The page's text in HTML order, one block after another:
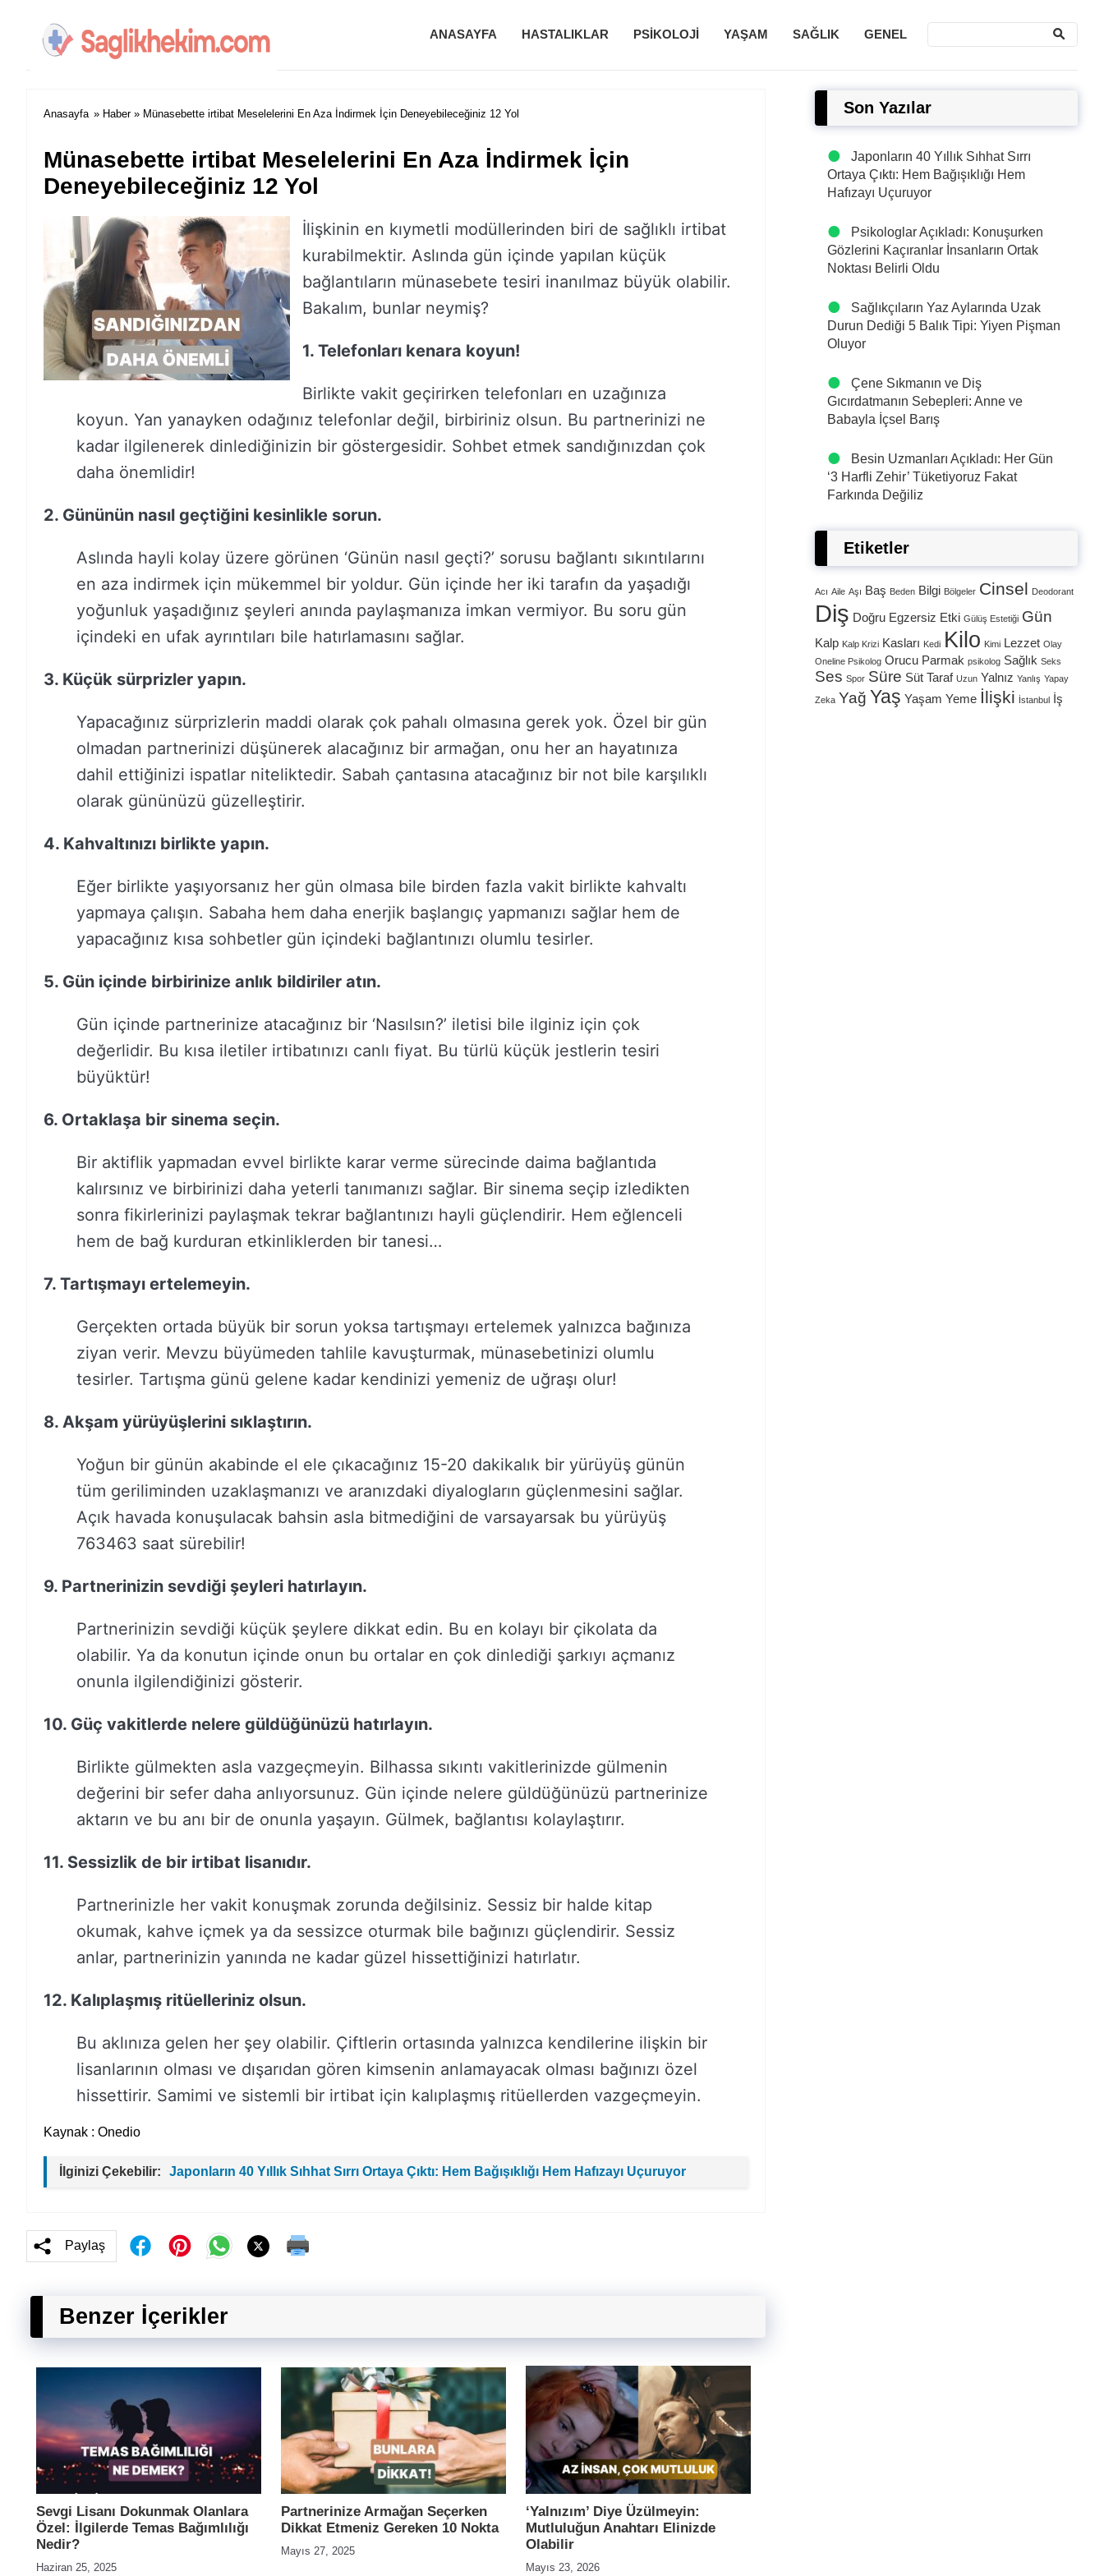
ANASAYFA HASTALIKLAR PSIKOLOJI YAŞAM SAĞLIK GENEL
Anasayfa » Haber» Münasebette irtibat Meselelerini En Aza İndirmek İçin Deneyebileceğiniz 12 Yol
Münasebette irtibat Meselelerini En Aza İndirmek İçin
Deneyebileceğiniz 12 Yol
İlişkinin en kıymetli modüllerinden biri de sağlıklı irtibat
kurabilmektir. Aslında gün içinde yapılan küçük
bağlantıların münasebete tesiri inanılmaz büyük olabilir.
Bakalım, bunlar neymiş?
1. Telefonları kenara koyun!
Birlikte vakit geçirirken telefonları en uzağınıza
koyun. Yan yanayken odağınız telefonlar değil, birbiriniz olsun. Bu partnerinizi ne
kadar ilgilenerek dinlediğinizin bir göstergesidir. Sohbet etmek sandığınızdan çok
daha önemlidir!
2. Gününün nasıl geçtiğini kesinlikle sorun.
Aslında hayli kolay üzere görünen ‘Günün nasıl geçti?’ sorusu bağlantı sıkıntılarını
en aza indirmek için mükemmel bir yoldur. Gün içinde her iki tarafın da yaşadığı
yoğunluk yaşadığınız şeyleri anında paylaşmanıza imkan vermiyor. Bu soru gün
içindeki en ufak ayrıntıları bile hatırlamasını sağlar.
3. Küçük sürprizler yapın.
Yapacağınız sürprizlerin maddi olarak çok pahalı olmasına gerek yok. Özel bir gün
olmadan partnerinizi düşünerek alacağınız bir armağan, onu her an hayatınıza
dahil ettiğinizi ispatlar niteliktedir. Sabah çantasına atacağınız bir not bile karşılıklı
olarak gününüzü güzelleştirir.
4. Kahvaltınızı birlikte yapın.
Eğer birlikte yaşıyorsanız her gün olmasa bile birden fazla vakit birlikte kahvaltı
yapmaya çalışın. Sabaha hem daha enerjik başlangıç yapmanızı sağlar hem de
yapacağınız kısa sohbetler gün içindeki bağlantınızı olumlu tesirler.
5. Gün içinde birbirinize anlık bildiriler atın.
Gün içinde partnerinize atacağınız bir ‘Nasılsın?’ iletisi bile ilginiz için çok
değerlidir. Bu kısa iletiler irtibatınızı canlı fiyat. Bu türlü küçük jestlerin tesiri
büyüktür!
6. Ortaklaşa bir sinema seçin.
Bir aktiflik yapmadan evvel birlikte karar verme sürecinde daima bağlantıda
kalırsınız ve birbirinizi daha yeterli tanımanızı sağlar. Bir sinema seçip izledikten
sonra fikirlerinizi paylaşmak tekrar bağlantınızı hayli güçlendirir. Hem eğlenceli
hem de bağ kurduran etkinliklerden bir tanesi…
7. Tartışmayı ertelemeyin.
Gerçekten ortada büyük bir sorun yoksa tartışmayı ertelemek yalnızca bağınıza
ziyan verir. Mevzu büyümeden tahlile kavuşturmak, münasebetinizi olumlu
tesirler. Tartışma günü gelene kadar kendinizi yemeniz de uğraşı olur!
8. Akşam yürüyüşlerini sıklaştırın.
Yoğun bir günün akabinde el ele çıkacağınız 15-20 dakikalık bir yürüyüş günün
tüm geriliminden uzaklaşmanızı ve aranızdaki diyalogların güçlenmesini sağlar.
Açık havada konuşulacak bahsin asla bitmediğini de varsayarsak bu yürüyüş
763463 saat sürebilir!
9. Partnerinizin sevdiği şeyleri hatırlayın.
Partnerinizin sevdiği küçük şeylere dikkat edin. Bu en kolayı bir çikolata da
olabilir. Ya da konutun içinde onun bu ortalar en çok dinlediği şarkıyı açmanız
onunla ilgilendiğinizi gösterir.
10. Güç vakitlerde nelere güldüğünüzü hatırlayın.
Birlikte gülmekten asla vazgeçmeyin. Bilhassa sıkıntı vakitlerinizde gülmenin
değerini bir sefer daha anlıyorsunuz. Gün içinde nelere güldüğünüzü partnerinize
aktarın ve bu anı bir de onunla yaşayın. Gülmek, bağlantısı kolaylaştırır.
11. Sessizlik de bir irtibat lisanıdır.
Partnerinizle her vakit konuşmak zorunda değilsiniz. Sessiz bir halde kitap
okumak, kahve içmek ya da sessizce oturmak bile bağınızı güçlendirir. Sessiz
anlar, partnerinizin yanında ne kadar güzel hissettiğinizi hatırlatır.
12. Kalıplaşmış ritüelleriniz olsun.
Bu aklınıza gelen her şey olabilir. Çiftlerin ortasında yalnızca kendilerine ilişkin bir
lisanlarının olması ve dışarıdan gören kimsenin anlamayacak olması bağınızı özel
hissettirir. Samimi ve sistemli bir irtibat için kalıplaşmış ritüellerden vazgeçmeyin.
Kaynak : Onedio
İlginizi Çekebilir: Japonların 40 Yıllık Sıhhat Sırrı Ortaya Çıktı: Hem Bağışıklığı Hem Hafızayı Uçuruyor
Paylaş
Benzer İçerikler
Sevgi Lisanı Dokunmak Olanlara
Özel: İlgilerde Temas Bağımlılığı
Nedir?
Haziran 25, 2025
Partnerinize Armağan Seçerken
Dikkat Etmeniz Gereken 10 Nokta
Mayıs 27, 2025
‘Yalnızım’ Diye Üzülmeyin:
Mutluluğun Anahtarı Elinizde
Olabilir
Mayıs 23, 2026
Son Yazılar
Japonların 40 Yıllık Sıhhat Sırrı
Ortaya Çıktı: Hem Bağışıklığı Hem
Hafızayı Uçuruyor
Psikologlar Açıkladı: Konuşurken
Gözlerini Kaçıranlar İnsanların Ortak
Noktası Belirli Oldu
Sağlıkçıların Yaz Aylarında Uzak
Durun Dediği 5 Balık Tipi: Yiyen Pişman
Oluyor
Çene Sıkmanın ve Diş
Gıcırdatmanın Sebepleri: Anne ve
Babayla İçsel Barış
Besin Uzmanları Açıkladı: Her Gün
‘3 Harfli Zehir’ Tüketiyoruz Fakat
Farkında Değiliz
Etiketler
Acı Aile Aşı Baş Beden Bilgi Bölgeler Cinsel Deodorant
Diş Doğru Egzersiz Etki Gülüş Estetiği Gün
Kalp Kalp Krizi Kasları Kedi Kilo Kimi Lezzet Olay
Oneline Psikolog Orucu Parmak psikolog Sağlık Seks
Ses Spor Süre Süt Taraf Uzun Yalnız Yanlış Yapay
Zeka Yağ Yaş Yaşam Yeme İlişki İstanbul İş